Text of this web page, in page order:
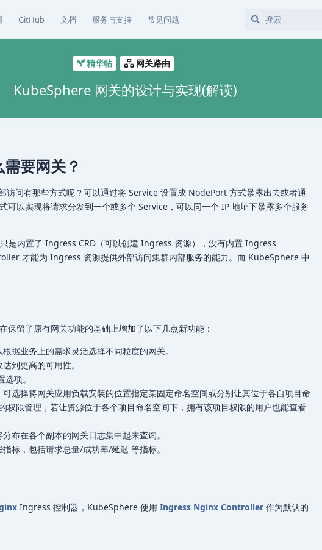
GitHub 文档 服务与支持 常见问题
精华帖 网关路由
KubeSphere 网关的设计与实现(解读)
要网关？
访问有那些方式呢？可以通过将 Service 设置成 NodePort 方式暴露出去或者通
以实现将请求分发到一个或多个 Service，可以同一个 IP 地址下暴露多个服务
是内置了 Ingress CRD（可以创建 Ingress 资源），没有内置 Ingress
才能为 Ingress 资源提供外部访问集群内部服务的能力。而 KubeSphere 中
留了原有网关功能的基础上增加了以下几点新功能：
据业务上的需求灵活选择不同粒度的网关。
到更高的可用性。
项。
选择将网关应用负载安装的位置指定某固定命名空间或分别让其位于各自项目命
权限管理，若让资源位于各个项目命名空间下，拥有该项目权限的用户也能查看
布在各个副本的网关日志集中起来查询。
标，包括请求总量/成功率/延迟 等指标。
Ingress 控制器，KubeSphere 使用 Ingress Nginx Controller 作为默认的